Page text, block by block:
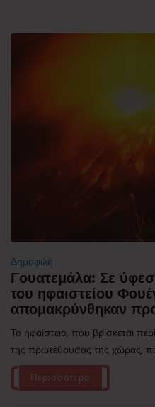
Δημοφιλή
Γουατεμάλα: Σε
του ηφαιστείου
απομακρύνθηκαν
Το ηφαίστειο, που βρίσκεται
της πρωτεύουσας της χώρας,
Περισσότερα